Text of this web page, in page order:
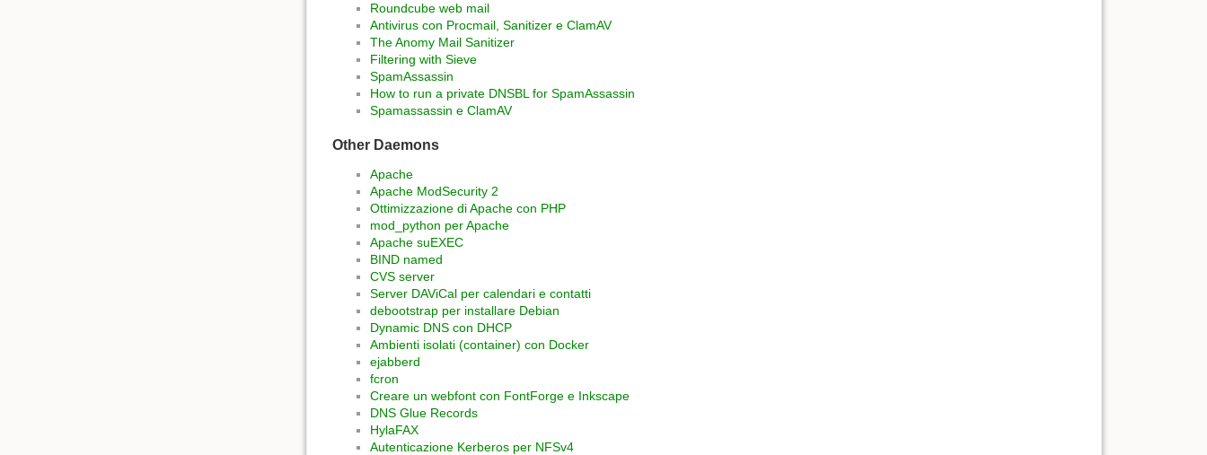
Roundcube web mail
Antivirus con Procmail, Sanitizer e ClamAV
The Anomy Mail Sanitizer
Filtering with Sieve
SpamAssassin
How to run a private DNSBL for SpamAssassin
Spamassassin e ClamAV
Other Daemons
Apache
Apache ModSecurity 2
Ottimizzazione di Apache con PHP
mod_python per Apache
Apache suEXEC
BIND named
CVS server
Server DAViCal per calendari e contatti
debootstrap per installare Debian
Dynamic DNS con DHCP
Ambienti isolati (container) con Docker
ejabberd
fcron
Creare un webfont con FontForge e Inkscape
DNS Glue Records
HylaFAX
Autenticazione Kerberos per NFSv4